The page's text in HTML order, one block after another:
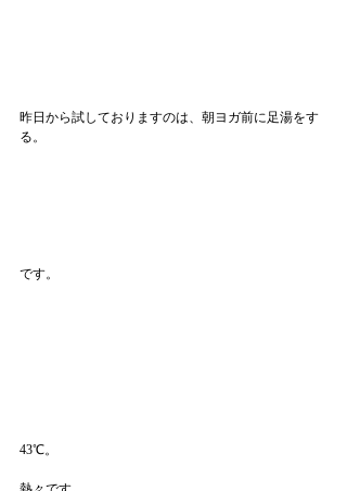
昨日から試しておりますのは、朝ヨガ前に足湯をす
る。
です。
43℃。